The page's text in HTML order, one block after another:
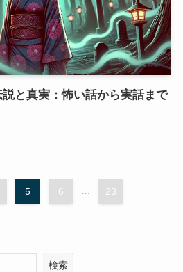
と真実：怖い話から実話まで
5 6 ... 23
検索